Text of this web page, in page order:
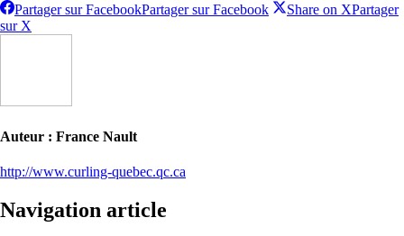
Partager sur FacebookPartager sur Facebook Share on XPartager
sur X
Auteur : France Nault
http://www.curling-quebec.qc.ca
Navigation article